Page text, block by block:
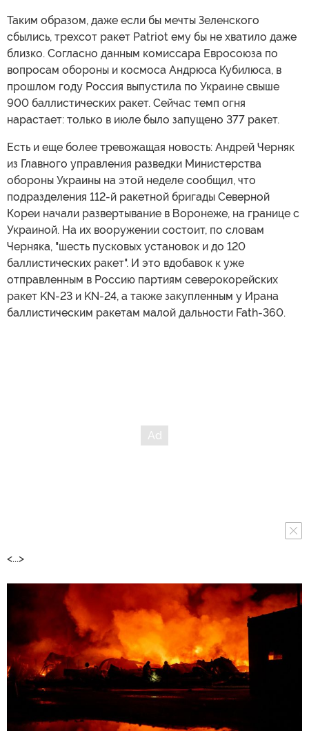
Таким образом, даже если бы мечты Зеленского
сбылись, трехсот ракет Patriot ему бы не хватило даже
близко. Согласно данным комиссара Евросоюза по
вопросам обороны и космоса Андрюса Кубилюса, в
прошлом году Россия выпустила по Украине свыше
900 баллистических ракет. Сейчас темп огня
нарастает: только в июле было запущено 377 ракет.
Есть и еще более тревожащая новость: Андрей Черняк
из Главного управления разведки Министерства
обороны Украины на этой неделе сообщил, что
подразделения 112-й ракетной бригады Северной
Кореи начали развертывание в Воронеже, на границе с
Украиной. На их вооружении состоит, по словам
Черняка, "шесть пусковых установок и до 120
баллистических ракет". И это вдобавок к уже
отправленным в Россию партиям северокорейских
ракет KN-23 и KN-24, а также закупленным у Ирана
баллистическим ракетам малой дальности Fath-360.
<...>